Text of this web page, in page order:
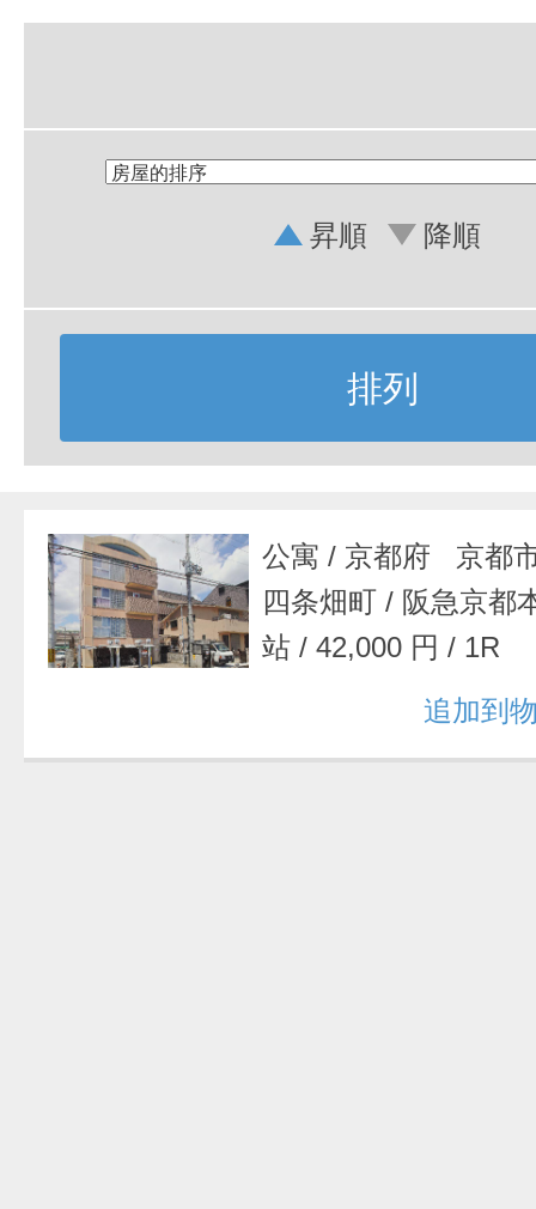
昇順 降順
排列
公寓/ 京都府 京都
四条畑町/ 阪急京
站/42,000 円/ 1R
追加到